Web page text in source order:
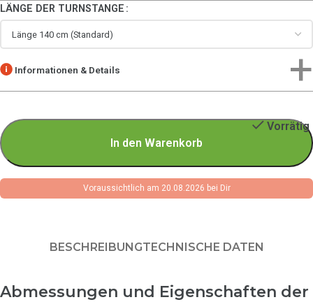
LÄNGE DER TURNSTANGE
Informationen & Details
Vorrätig
In den Warenkorb
Voraussichtlich am 20.08.2026 bei Dir
BESCHREIBUNGTECHNISCHE DATEN
Abmessungen und Eigenschaften der